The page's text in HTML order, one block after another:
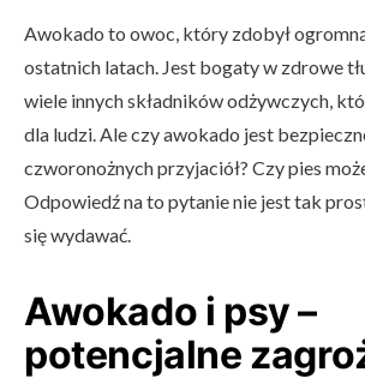
Awokado to owoc, który zdobył
ostatnich latach. Jest bogaty w zdrowe
wiele innych składników odżywczych,
dla ludzi. Ale czy awokado jest
czworonożnych przyjaciół? Czy pies
Odpowiedź na to pytanie nie jest tak
się wydawać.
Awokado i psy –
potencjalne